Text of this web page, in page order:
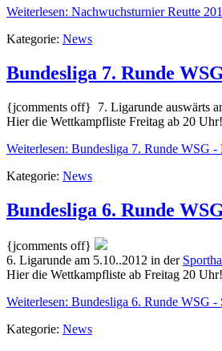
Weiterlesen: Nachwuchsturnier Reutte
Kategorie: News
Bundesliga 7. Runde
{jcomments off} 7. Ligarunde auswärts
Hier die Wettkampfliste Freitag ab 20 Uhr!
Weiterlesen: Bundesliga 7. Runde WSG -
Kategorie: News
Bundesliga 6. Runde
{jcomments off}
6. Ligarunde am 5.10..2012 in der
Hier die Wettkampfliste ab Freitag 20 Uhr!
Weiterlesen: Bundesliga 6. Runde WSG -
Kategorie: News